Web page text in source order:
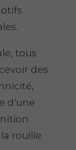
tous
des
d'une
rouille